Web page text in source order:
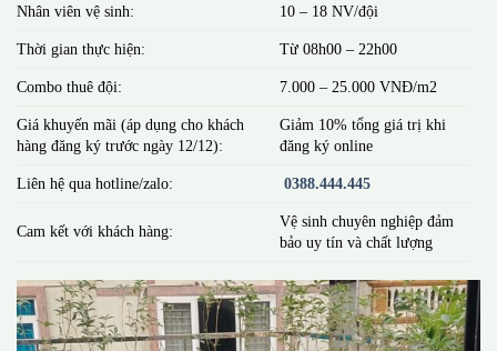
Nhân viên vệ sinh: 10 – 18 NV/đội
Thời gian thực hiện: Từ 08h00 – 22h00
Combo thuê đội: 7.000 – 25.000 VNĐ/m2
Giá khuyến mãi (áp dụng cho khách
hàng đăng ký trước ngày 12/12):
Giảm 10% tổng giá trị khi
đăng ký online
Liên hệ qua hotline/zalo: 0388.444.445
Cam kết với khách hàng:
Vệ sinh chuyên nghiệp đảm
bảo uy tín và chất lượng